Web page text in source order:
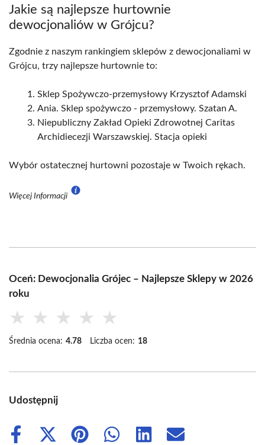
Jakie są najlepsze hurtownie
dewocjonaliów w Grójcu?
Zgodnie z naszym rankingiem sklepów z dewocjonaliami w
Grójcu, trzy najlepsze hurtownie to:
Sklep Spożywczo-przemysłowy Krzysztof Adamski
Ania. Sklep spożywczo - przemysłowy. Szatan A.
Niepubliczny Zakład Opieki Zdrowotnej Caritas
Archidiecezji Warszawskiej. Stacja opieki
Wybór ostatecznej hurtowni pozostaje w Twoich rękach.
Więcej Informacji
Oceń: Dewocjonalia Grójec – Najlepsze Sklepy w 2026
roku
★ ★ ★ ★ ★
Średnia ocena: 4.78 Liczba ocen: 18
Udostępnij
Share
Share
Share
Share
Share
Share